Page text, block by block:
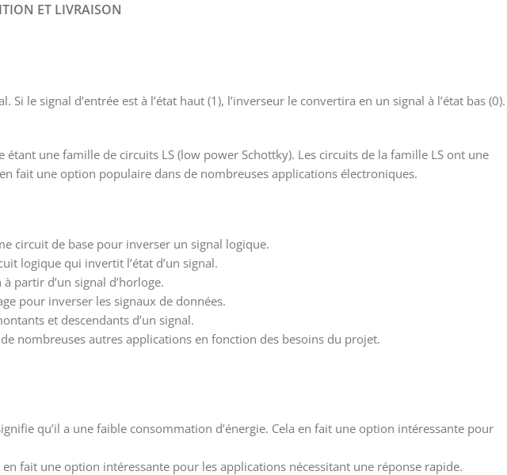
ET LIVRAISON
le signal d’entrée est à l’état haut (1), l’inverseur le convertira en un signal à l’état bas (0).
une famille de circuits LS (low power Schottky). Les circuits de la famille LS ont une
fait une option populaire dans de nombreuses applications électroniques.
circuit de base pour inverser un signal logique.
logique qui invertit l’état d’un signal.
partir d’un signal d’horloge.
pour inverser les signaux de données.
et descendants d’un signal.
nombreuses autres applications en fonction des besoins du projet.
qu’il a une faible consommation d’énergie. Cela en fait une option intéressante pour
fait une option intéressante pour les applications nécessitant une réponse rapide.